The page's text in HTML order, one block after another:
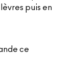
puis en
ce